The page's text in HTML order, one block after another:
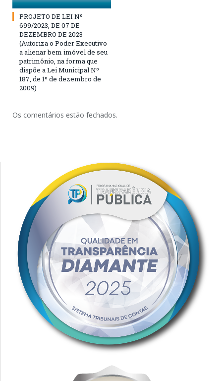
PROJETO DE LEI Nº
699/2023, DE 07 DE
DEZEMBRO DE 2023
(Autoriza o Poder Executivo
a alienar bem imóvel de seu
patrimônio, na forma que
dispõe a Lei Municipal Nº
187, de 1º de dezembro de
2009)
Os comentários estão fechados.